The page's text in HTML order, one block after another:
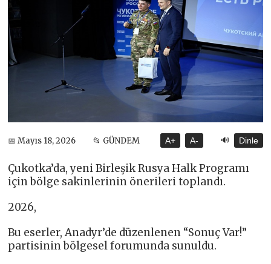
📅 Mayıs 18, 2026 📂 GÜNDEM A+ A- 🔊 Dinle
Çukotka’da, yeni Birleşik Rusya Halk Programı
için bölge sakinlerinin önerileri toplandı.
2026,
Bu eserler, Anadyr’de düzenlenen “Sonuç Var!”
partisinin bölgesel forumunda sunuldu.